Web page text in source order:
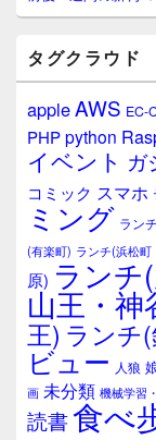
イ
ウ
ィ
ジ
ェ
ア
タグクラウド
appleAWS EC-
PHPpython
イベント ガ
コミック スマホ
ミング ラン
(有楽町) ランチ(浜松町
原) ランチ
山王・神
王) ランチ
ビュー 人狼
画 未分類 機械学習
読書食べ